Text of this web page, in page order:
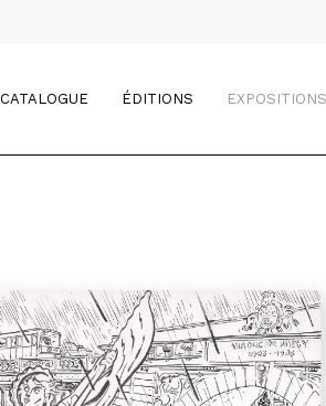
CATALOGUE ÉDITIONS